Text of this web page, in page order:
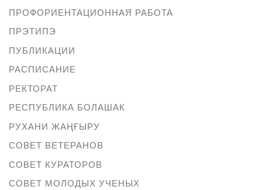
ПРОФОРИЕНТАЦИОННАЯ РАБОТА
ПРЭТИПЭ
ПУБЛИКАЦИИ
РАСПИСАНИЕ
РЕКТОРАТ
РЕСПУБЛИКА БОЛАШАК
РУХАНИ ЖАҢҒЫРУ
СОВЕТ ВЕТЕРАНОВ
СОВЕТ КУРАТОРОВ
СОВЕТ МОЛОДЫХ УЧЕНЫХ